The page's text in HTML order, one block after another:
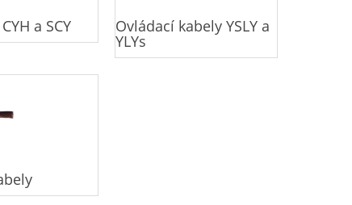
a SCY Ovládací kabely YSLY a
YLYs